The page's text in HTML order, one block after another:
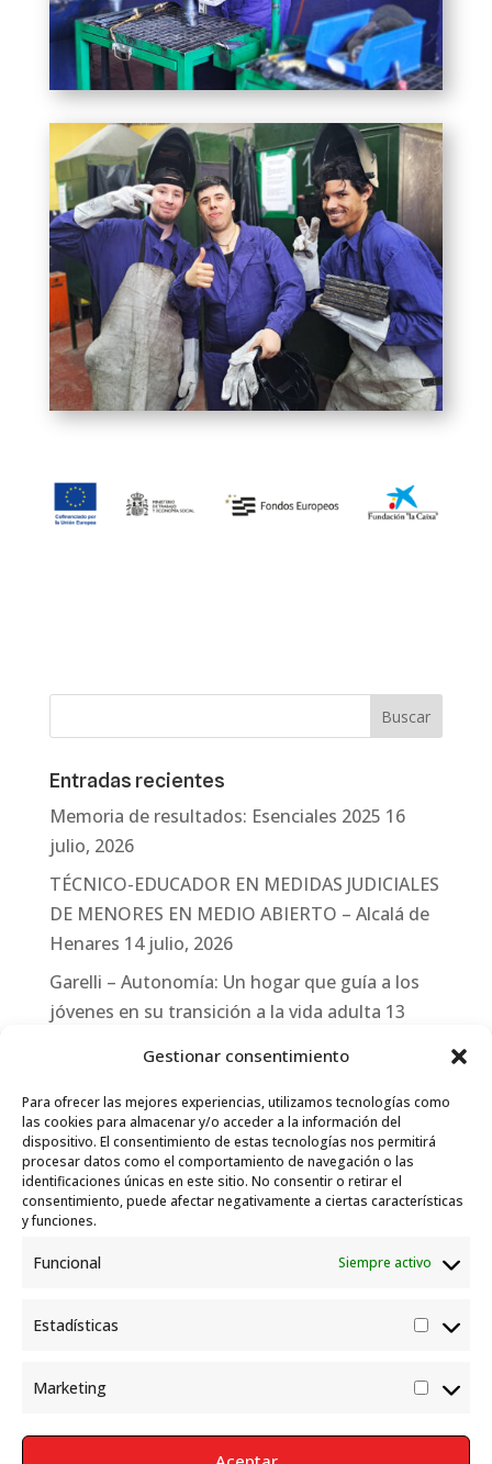
Gestionar consentimiento
Para ofrecer las mejores experiencias, utilizamos tecnologías como
las cookies para almacenar y/o acceder a la información del
dispositivo. El consentimiento de estas tecnologías nos permitirá
procesar datos como el comportamiento de navegación o las
identificaciones únicas en este sitio. No consentir o retirar el
consentimiento, puede afectar negativamente a ciertas características
y funciones.
Funcional Siempre activo
Estadísticas
Marketing
Entradas recientes
Memoria de resultados: Esenciales 2025 16
julio, 2026
TÉCNICO-EDUCADOR EN MEDIDAS JUDICIALES
DE MENORES EN MEDIO ABIERTO – Alcalá de
Henares 14 julio, 2026
Garelli – Autonomía: Un hogar que guía a los
jóvenes en su transición a la vida adulta 13
Garelli-Refugio: Acciones de empleo en el
marco del Sistema de Acogida de Protección
Internacional 10 julio, 2026